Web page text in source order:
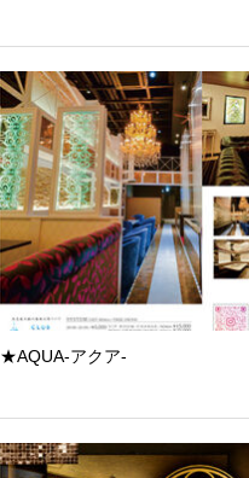
★AQUA-アクア-